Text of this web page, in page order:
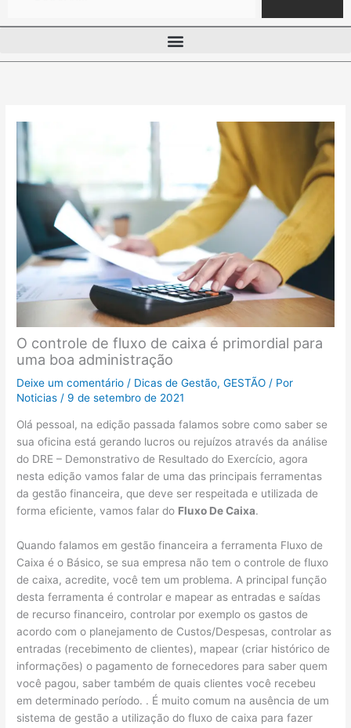
O controle de fluxo de caixa é primordial para
uma boa administração
Deixe um comentário / Dicas de Gestão,GESTÃO / Por
Noticias / 9 de setembro de 2021
Olá pessoal, na edição passada falamos sobre como saber se
sua oficina está gerando lucros ou rejuízos através da análise
do DRE – Demonstrativo de Resultado do Exercício, agora
nesta edição vamos falar de uma das principais ferramentas
da gestão financeira, que deve ser respeitada e utilizada de
forma eficiente, vamos falar do Fluxo De Caixa.
Quando falamos em gestão financeira a ferramenta Fluxo de
Caixa é o Básico, se sua empresa não tem o controle de fluxo
de caixa, acredite, você tem um problema. A principal função
desta ferramenta é controlar e mapear as entradas e saídas
de recurso financeiro, controlar por exemplo os gastos de
acordo com o planejamento de Custos/Despesas, controlar as
entradas (recebimento de clientes), mapear (criar histórico de
informações) o pagamento de fornecedores para saber quem
você pagou, saber também de quais clientes você recebeu
em determinado período. . É muito comum na ausência de um
sistema de gestão a utilização do fluxo de caixa para fazer